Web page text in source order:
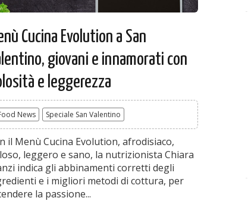
Cucina Evolution a San
giovani e innamorati con
e leggerezza
News Speciale San Valentino
il Menù Cucina Evolution, afrodisiaco,
leggero e sano, la nutrizionista Chiara
indica gli abbinamenti corretti degli
e i migliori metodi di cottura, per
la passione...